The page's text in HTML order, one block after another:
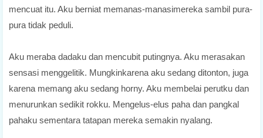
mencuat itu. Aku berniat memanas-manasimereka sambil pura-
pura tidak peduli.
Aku meraba dadaku dan mencubit putingnya. Aku merasakan
sensasi menggelitik. Mungkinkarena aku sedang ditonton, juga
karena memang aku sedang horny. Aku membelai perutku dan
menurunkan sedikit rokku. Mengelus-elus paha dan pangkal
pahaku sementara tatapan mereka semakin nyalang.